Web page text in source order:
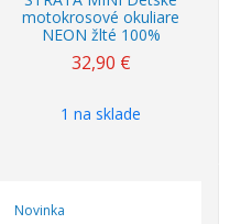
motokrosové okuliare
NEON žlté 100%
32,90 €
1 na sklade
Novinka